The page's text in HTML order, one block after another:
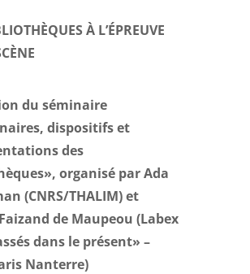
À L’ÉPREUVE
du séminaire
dispositifs et
des
organisé par Ada
(CNRS/THALIM) et
de Maupeou (Labex
dans le présent» –
Nanterre)